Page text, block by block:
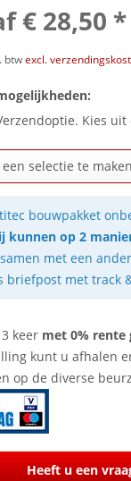
€ 28,50 *
btwexcl.
Kies
bouwpakket
kunnen op 2
met een
briefpost met track
keer met 0% rente
kunt u afhalen
op de diverse
Heeft u een